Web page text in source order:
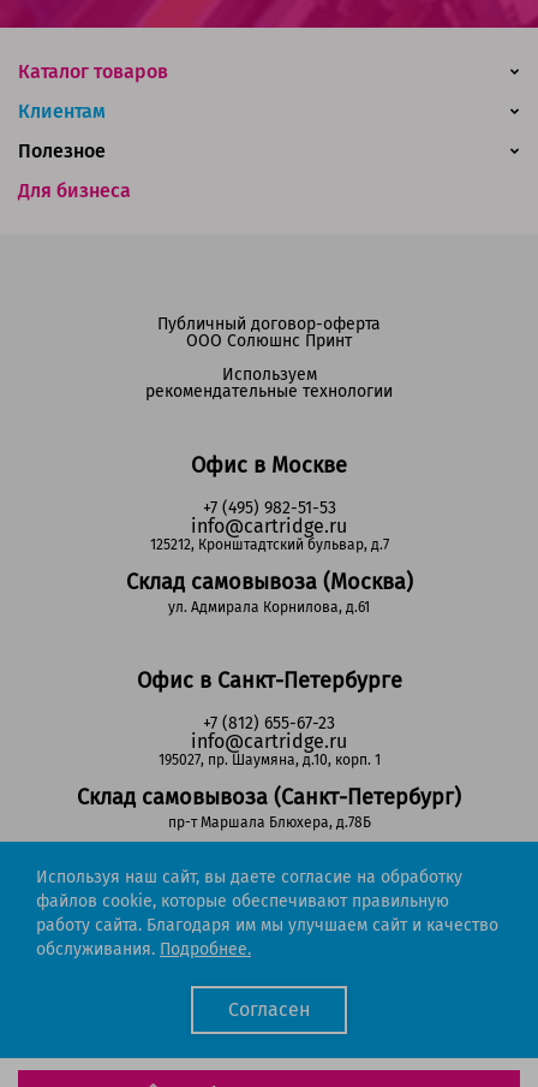
Каталог товаров
Клиентам
Для бизнеса
Полезное
Офис в Москве
+7 (495) 982-51-53
info@cartridge.ru
125212, Кронштадтский бульвар, д.7
Склад самовывоза (Москва)
ул. Адмирала Корнилова, д.61
Офис в Санкт-Петербурге
+7 (812) 655-67-23
info@cartridge.ru
195027, пр. Шаумяна, д.10, корп. 1
Склад самовывоза (Санкт-Петербург)
пр-т Маршала Блюхера, д.78Б
Регионы РФ
8-800-302-51-53
(звонок бесплатный)
Публичный договор-оферта
ООО Солюшнс Принт
Используем
рекомендательные технологии
Cartridge.ru 2012-2026. Все права защищены
Используя наш сайт, вы даете согласие на обработку
файлов cookie, которые обеспечивают правильную
работу сайта. Благодаря им мы улучшаем сайт и качество
обслуживания. Подробнее.
Согласен